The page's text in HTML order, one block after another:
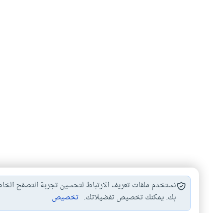
حكم تبني اللقيط
نستخدم ملفات تعريف الارتباط لتحسين تجربة التصفح
بك. يمكنك تخصيص تفضيلاتك. تخصيص